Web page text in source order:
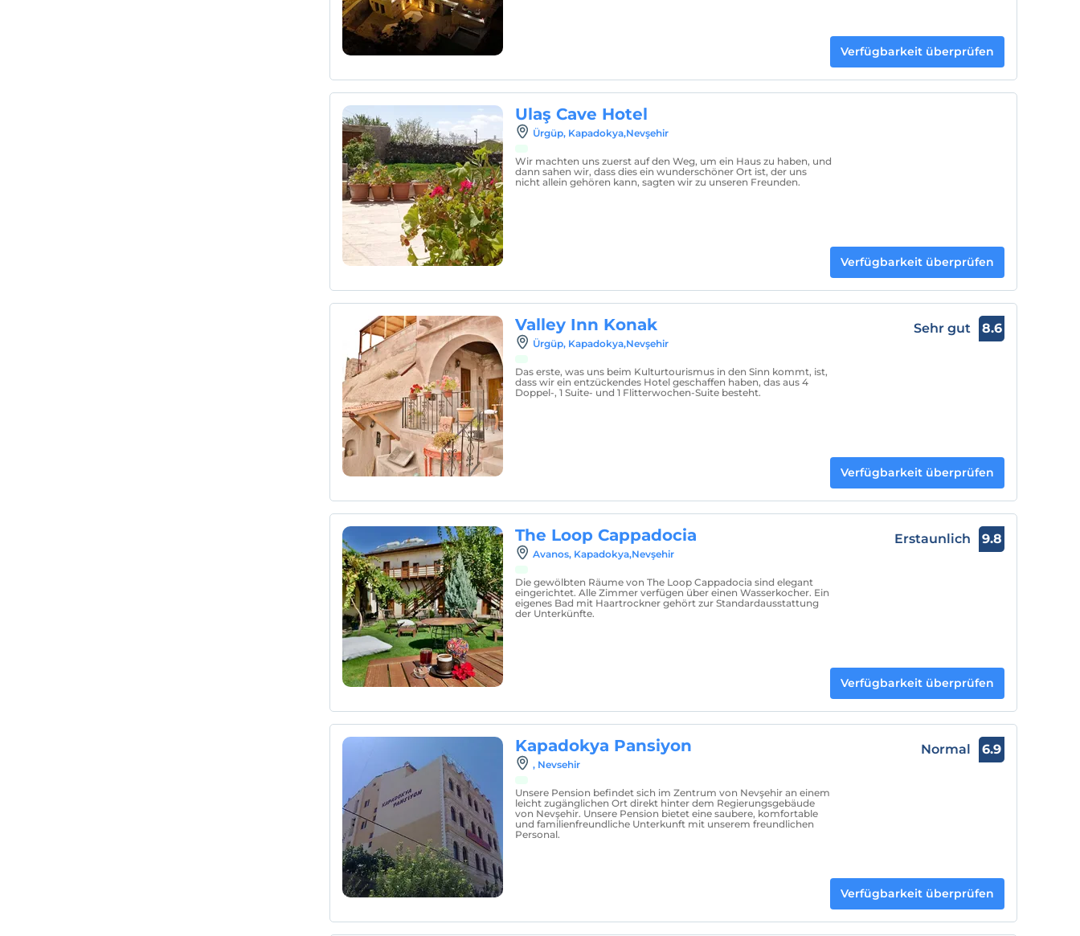
Verfügbarkeit überprüfen
Ulaş Cave Hotel
Ürgüp, Kapadokya,Nevşehir
Wir machten uns zuerst auf den Weg, um ein Haus zu haben, und
dann sahen wir, dass dies ein wunderschöner Ort ist, der uns
nicht allein gehören kann, sagten wir zu unseren Freunden.
Verfügbarkeit überprüfen
Valley Inn Konak
Ürgüp, Kapadokya,Nevşehir
Das erste, was uns beim Kulturtourismus in den Sinn kommt, ist,
dass wir ein entzückendes Hotel geschaffen haben, das aus 4
Doppel-, 1 Suite- und 1 Flitterwochen-Suite besteht.
Sehr gut 8.6
Verfügbarkeit überprüfen
The Loop Cappadocia
Avanos, Kapadokya,Nevşehir
Die gewölbten Räume von The Loop Cappadocia sind elegant
eingerichtet. Alle Zimmer verfügen über einen Wasserkocher. Ein
eigenes Bad mit Haartrockner gehört zur Standardausstattung
der Unterkünfte.
Erstaunlich 9.8
Verfügbarkeit überprüfen
Kapadokya Pansiyon
, Nevsehir
Unsere Pension befindet sich im Zentrum von Nevşehir an einem
leicht zugänglichen Ort direkt hinter dem Regierungsgebäude
von Nevşehir. Unsere Pension bietet eine saubere, komfortable
und familienfreundliche Unterkunft mit unserem freundlichen
Personal.
Normal 6.9
Verfügbarkeit überprüfen